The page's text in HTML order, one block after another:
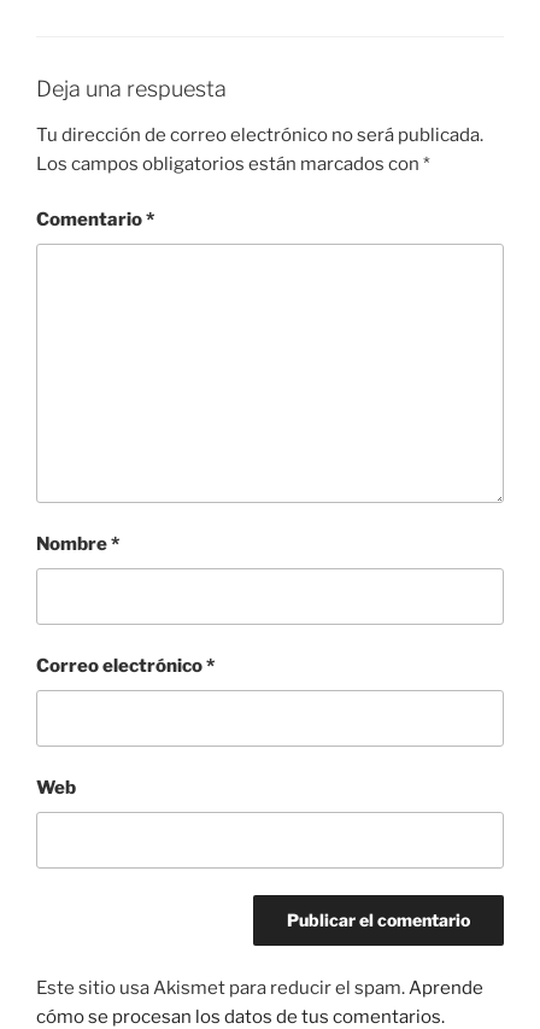
Deja una respuesta
Tu dirección de correo electrónico no será publicada.
Los campos obligatorios están marcados con *
Comentario*
Nombre*
Correo electrónico*
Web
Este sitio usa Akismet para reducir el spam.Aprende
cómo se procesan los datos de tus comentarios.